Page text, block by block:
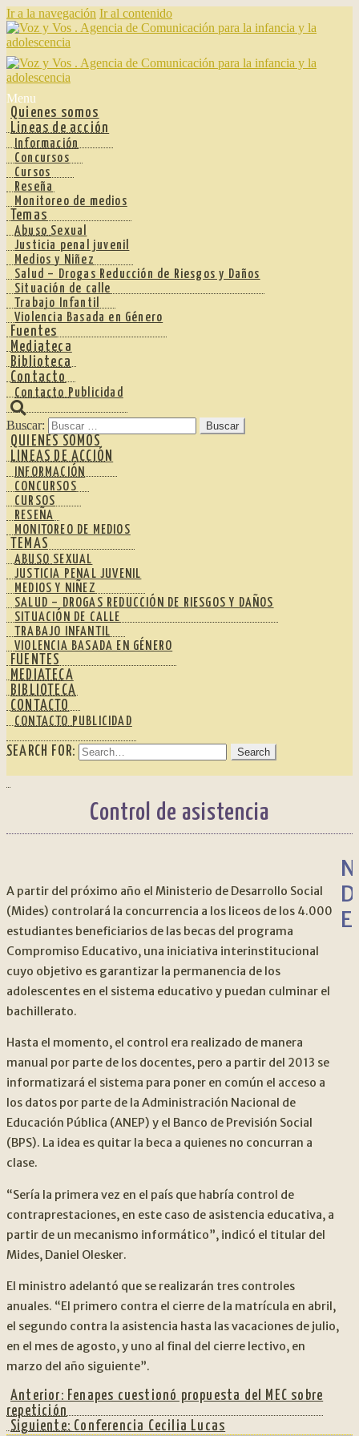
Ir a la navegación Ir al contenido
Menu
Quienes somos
Lineas de acción
Información
Concursos
Cursos
Reseña
Monitoreo de medios
Temas
Abuso Sexual
Justicia penal juvenil
Medios y Niñez
Salud – Drogas Reducción de Riesgos y Daños
Situación de calle
Trabajo Infantil
Violencia Basada en Género
Fuentes
Mediateca
Biblioteca
Contacto
Contacto Publicidad
Buscar:
QUIENES SOMOS
LINEAS DE ACCIÓN
INFORMACIÓN
CONCURSOS
CURSOS
RESEÑA
MONITOREO DE MEDIOS
TEMAS
ABUSO SEXUAL
JUSTICIA PENAL JUVENIL
MEDIOS Y NIÑEZ
SALUD – DROGAS REDUCCIÓN DE RIESGOS Y DAÑOS
SITUACIÓN DE CALLE
TRABAJO INFANTIL
VIOLENCIA BASADA EN GÉNERO
FUENTES
MEDIATECA
BIBLIOTECA
CONTACTO
CONTACTO PUBLICIDAD
SEARCH FOR:
Control de asistencia
A partir del próximo año el Ministerio de Desarrollo Social
(Mides) controlará la concurrencia a los liceos de los 4.000
estudiantes beneficiarios de las becas del programa
Compromiso Educativo, una iniciativa interinstitucional
cuyo objetivo es garantizar la permanencia de los
adolescentes en el sistema educativo y puedan culminar el
bachillerato.
Hasta el momento, el control era realizado de manera
manual por parte de los docentes, pero a partir del 2013 se
informatizará el sistema para poner en común el acceso a
los datos por parte de la Administración Nacional de
Educación Pública (ANEP) y el Banco de Previsión Social
(BPS). La idea es quitar la beca a quienes no concurran a
clase.
“Sería la primera vez en el país que habría control de
contraprestaciones, en este caso de asistencia educativa, a
partir de un mecanismo informático”, indicó el titular del
Mides, Daniel Olesker.
El ministro adelantó que se realizarán tres controles
anuales. “El primero contra el cierre de la matrícula en abril,
el segundo contra la asistencia hasta las vacaciones de julio,
en el mes de agosto, y uno al final del cierre lectivo, en
marzo del año siguiente”.
Anterior: Fenapes cuestionó propuesta del MEC sobre
repetición
Siguiente: Conferencia Cecilia Lucas